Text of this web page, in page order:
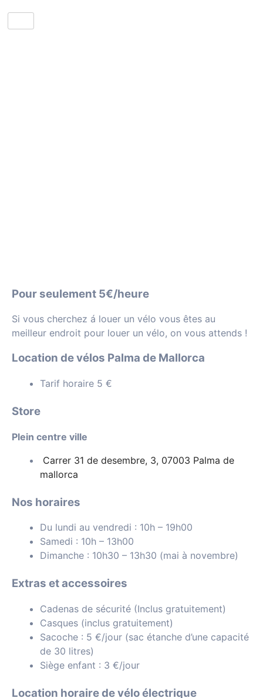
Pour seulement 5€/heure
Si vous cherchez á louer un vélo vous êtes au
meilleur endroit pour louer un vélo, on vous attends !
Location de vélos Palma de Mallorca
Tarif horaire 5 €
Store
Plein centre ville
Carrer 31 de desembre, 3, 07003 Palma de
mallorca
Nos horaires
Du lundi au vendredi : 10h – 19h00
Samedi : 10h – 13h00
Dimanche : 10h30 – 13h30 (mai à novembre)
Extras et accessoires
Cadenas de sécurité (Inclus gratuitement)
Casques (inclus gratuitement)
Sacoche : 5 €/jour (sac étanche d’une capacité
de 30 litres)
Siège enfant : 3 €/jour
Location horaire de vélo électrique